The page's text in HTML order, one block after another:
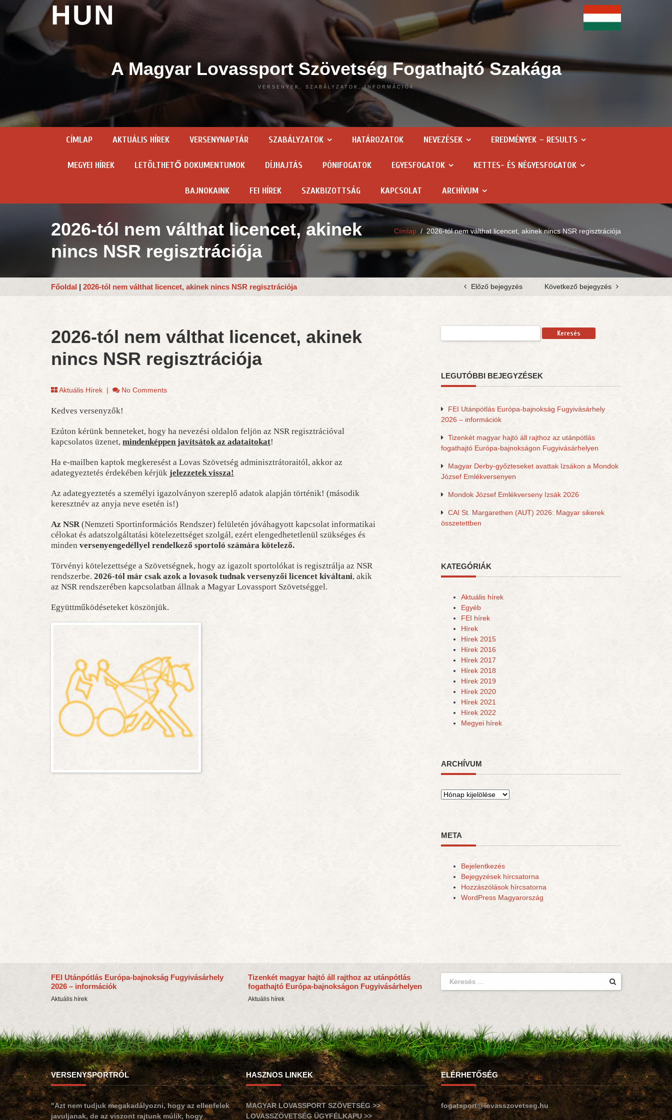
HUN
A Magyar Lovassport Szövetség Fogathajtó Szakága
VERSENYEK, SZABÁLYZATOK, INFORMÁCIÓK
CÍMLAP AKTUÁLIS HÍREK VERSENYNAPTÁR SZABÁLYZATOK HATÁROZATOK NEVEZÉSEK EREDMÉNYEK – RESULTS
MEGYEI HÍREK LETÖLTHETŐ DOKUMENTUMOK DÍJHAJTÁS PÓNIFOGATOK EGYESFOGATOK KETTES- ÉS NÉGYESFOGATOK
BAJNOKAINK FEI HÍREK SZAKBIZOTTSÁG KAPCSOLAT ARCHÍVUM
Címlap / 2026-tól nem válthat licencet, akinek nincs NSR regisztrációja
2026-tól nem válthat licencet, akinek
nincs NSR regisztrációja
Főoldal | 2026-tól nem válthat licencet, akinek nincs NSR regisztrációja Előző bejegyzés Következő bejegyzés
2026-tól nem válthat licencet, akinek
nincs NSR regisztrációja
Aktuális Hírek | No Comments
Kedves versenyzők!
Ezúton kérünk benneteket, hogy ha nevezési oldalon feljön az NSR regisztrációval
kapcsolatos üzenet, mindenképpen javítsátok az adataitokat!
Ha e-mailben kaptok megkeresést a Lovas Szövetség adminisztrátoraitól, akkor az
adategyeztetés érdekében kérjük jelezzetek vissza!
Az adategyeztetés a személyi igazolványon szereplő adatok alapján történik! (második
keresztnév az anyja neve esetén is!)
Az NSR(Nemzeti Sportinformációs Rendszer) felületén jóváhagyott kapcsolat informatikai
célokat és adatszolgáltatási kötelezettséget szolgál, ezért elengedhetetlenül szükséges és
minden versenyengedéllyel rendelkező sportoló számára kötelező.
Törvényi kötelezettsége a Szövetségnek, hogy az igazolt sportolókat is regisztrálja az NSR
rendszerbe. 2026-tól már csak azok a lovasok tudnak versenyzői licencet kiváltani, akik
az NSR rendszerében kapcsolatban állnak a Magyar Lovassport Szövetséggel.
Együttműködéseteket köszönjük.
LEGUTÓBBI BEJEGYZÉSEK
FEI Utánpótlás Európa-bajnokság Fugyivásárhely
2026 – információk
Tizenkét magyar hajtó áll rajthoz az utánpótlás
fogathajtó Európa-bajnokságon Fugyivásárhelyen
Magyar Derby-győzteseket avattak Izsákon a Mondok
József Emlékversenyen
Mondok József Emlékverseny Izsák 2026
CAI St. Margarethen (AUT) 2026: Magyar sikerek
összetettben
KATEGÓRIÁK
Aktuális hírek
Egyéb
FEI hírek
Hírek
Hírek 2015
Hírek 2016
Hírek 2017
Hírek 2018
Hírek 2019
Hírek 2020
Hírek 2021
Hírek 2022
Megyei hírek
ARCHÍVUM
Archívum
META
Bejelentkezés
Bejegyzések hírcsatorna
Hozzászólások hírcsatorna
WordPress Magyarország
FEI Utánpótlás Európa-bajnokság Fugyivásárhely
2026 – információk
Aktuális hírek
Tizenkét magyar hajtó áll rajthoz az utánpótlás
fogathajtó Európa-bajnokságon Fugyivásárhelyen
Aktuális hírek
VERSENYSPORTRÓL
"Azt nem tudjuk megakadályozni, hogy az ellenfelek
javuljanak, de az viszont rajtunk múlik, hogy
HASZNOS LINKEK
MAGYAR LOVASSPORT SZÖVETSÉG >>
LOVASSZÖVETSÉG ÜGYFÉLKAPU >>
ELÉRHETŐSÉG
fogatsport@lovasszovetseg.hu